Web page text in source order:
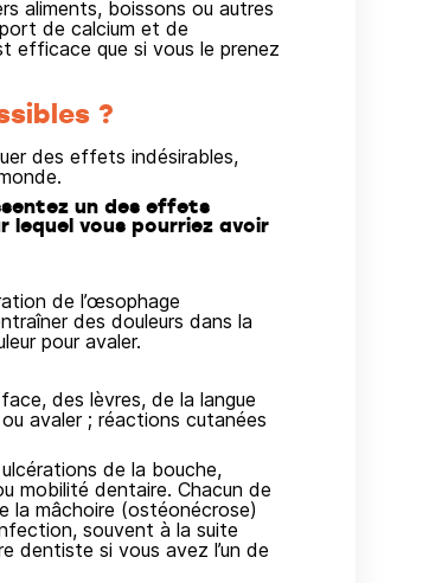
aliments, boissons ou autres
de calcium et de
efficace que si vous le prenez
?
des effets indésirables,
un des effets
vous pourriez avoir
de l’œsophage
des douleurs dans la
pour avaler.
des lèvres, de la langue
avaler ; réactions cutanées
de la bouche,
mobilité dentaire. Chacun de
la mâchoire (ostéonécrose)
souvent à la suite
dentiste si vous avez l’un de